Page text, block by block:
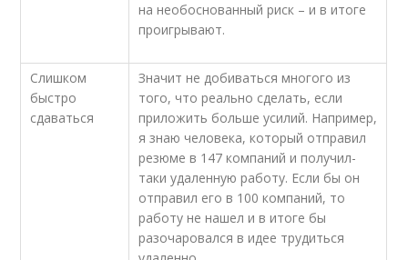
на необоснованный риск – и в итоге
проигрывают.
Слишком
быстро
сдаваться
Значит не добиваться многого из
того, что реально сделать, если
приложить больше усилий. Например,
я знаю человека, который отправил
резюме в 147 компаний и получил-
таки удаленную работу. Если бы он
отправил его в 100 компаний, то
работу не нашел и в итоге бы
разочаровался в идее трудиться